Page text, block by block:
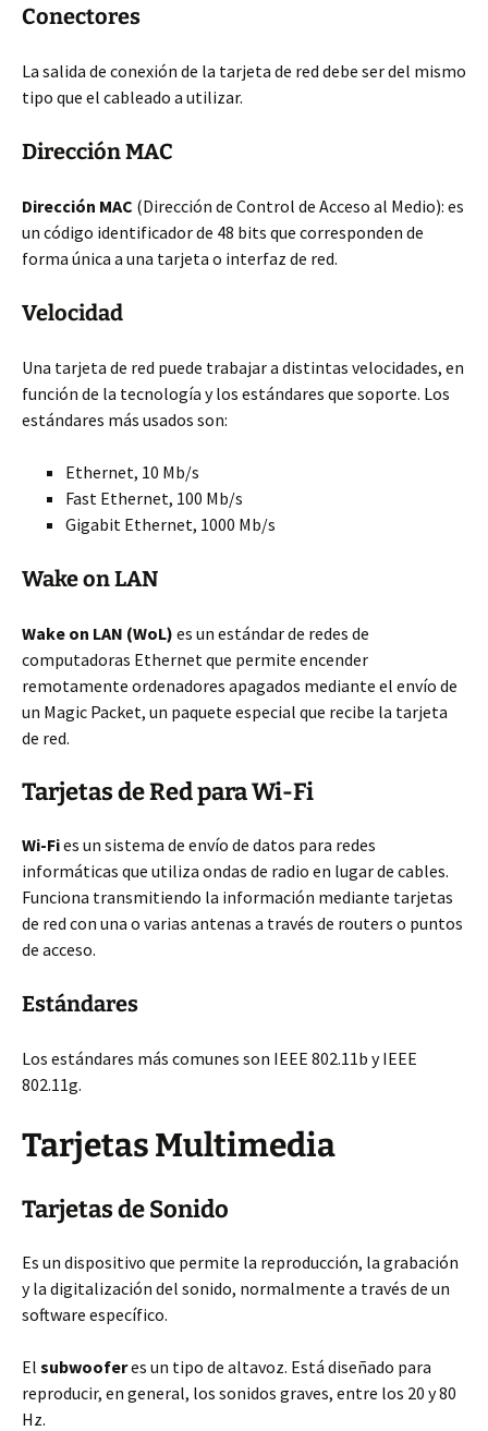
Conectores
La salida de conexión de la tarjeta de red debe ser del mismo
tipo que el cableado a utilizar.
Dirección MAC
Dirección MAC (Dirección de Control de Acceso al Medio): es
un código identificador de 48 bits que corresponden de
forma única a una tarjeta o interfaz de red.
Velocidad
Una tarjeta de red puede trabajar a distintas velocidades, en
función de la tecnología y los estándares que soporte. Los
estándares más usados son:
Ethernet, 10 Mb/s
Fast Ethernet, 100 Mb/s
Gigabit Ethernet, 1000 Mb/s
Wake on LAN
Wake on LAN (WoL) es un estándar de redes de
computadoras Ethernet que permite encender
remotamente ordenadores apagados mediante el envío de
un Magic Packet, un paquete especial que recibe la tarjeta
de red.
Tarjetas de Red para Wi-Fi
Wi-Fies un sistema de envío de datos para redes
informáticas que utiliza ondas de radio en lugar de cables.
Funciona transmitiendo la información mediante tarjetas
de red con una o varias antenas a través de routers o puntos
de acceso.
Estándares
Los estándares más comunes son IEEE 802.11b y IEEE
802.11g.
Tarjetas Multimedia
Tarjetas de Sonido
Es un dispositivo que permite la reproducción, la grabación
y la digitalización del sonido, normalmente a través de un
software específico.
El subwooferes un tipo de altavoz. Está diseñado para
reproducir, en general, los sonidos graves, entre los 20 y 80
Hz.